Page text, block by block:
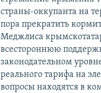
страны-оккупанта на
пора прекратить
Меджлиса
всестороннюю
законодательном
реального тарифа на
вопросы находятся в